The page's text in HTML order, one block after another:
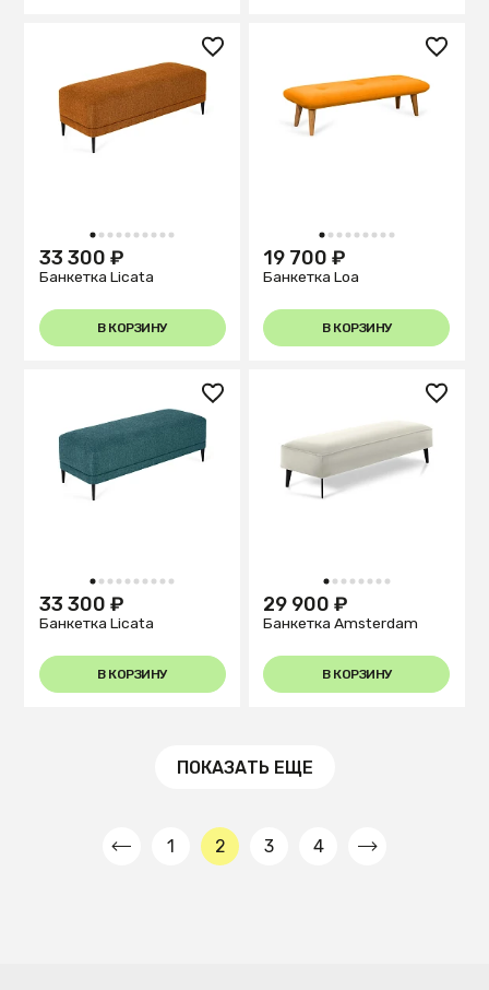
1 2 3 4 5 6 7 8 9 10
33 300 ₽
Банкетка Licata
В КОРЗИНУ
1 2 3 4 5 6 7 8 9
19 700 ₽
Банкетка Loa
В КОРЗИНУ
1 2 3 4 5 6 7 8 9 10
33 300 ₽
Банкетка Licata
В КОРЗИНУ
1 2 3 4 5 6 7 8
29 900 ₽
Банкетка Amsterdam
В КОРЗИНУ
ПОКАЗАТЬ ЕЩЕ
1 2 3 4